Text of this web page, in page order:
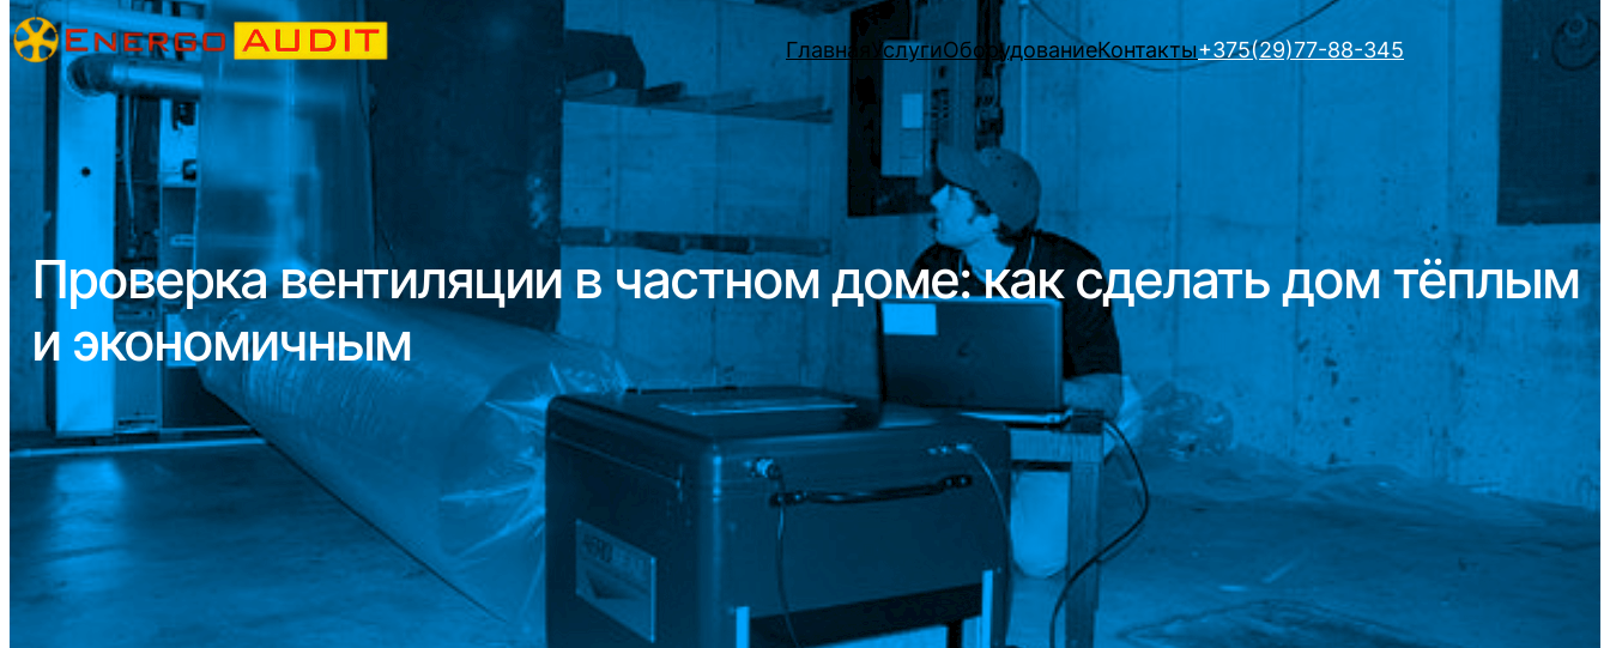
Главная УслугиОборудованиеКонтакты+375(29)77-88-345
Проверка вентиляции в частном доме: как сделать дом тёплым
и экономичным